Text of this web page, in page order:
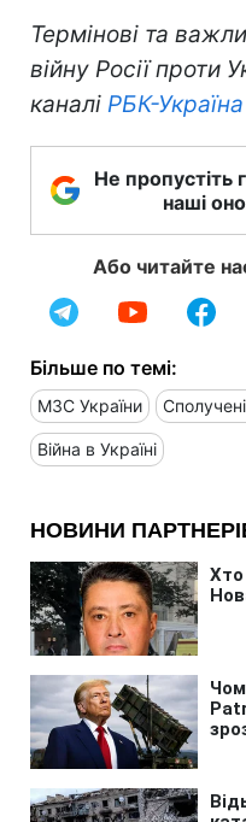
Термінові та
війну Росії проти
каналі РБК-
Не пропустіть
наші
Або читайте
Більше по темі:
МЗС України
Війна в Україні